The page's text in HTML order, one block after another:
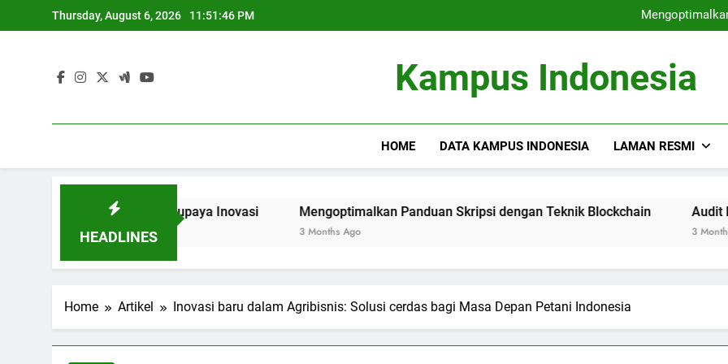
to
Thursday, August 6, 2026 11:51:47 PM
Audit Mutu Internal : Faktor
Audit Mutu Internal : Faktor
Kampus Indonesia
HOME DATA KAMPUS INDONESIA LAMAN RESMI
HEADLINES
Riset sebagai upaya Inovasi Mengoptimalkan Panduan Skripsi dengan Teknik Blockchain Audit Mutu
Home Artikel Inovasi baru dalam Agribisnis: Solusi cerdas bagi Masa Depan Petani Indonesia